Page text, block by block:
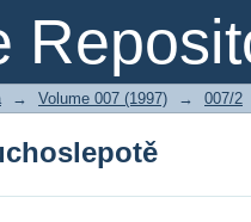
→ Volume 007 (1997) → 007/2